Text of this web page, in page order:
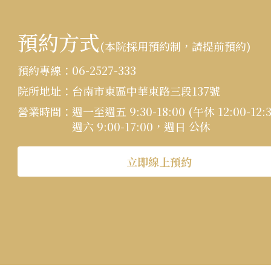
預約方式(本院採用預約制，請提前預約)
:::
預約專線： 06-2527-333
院所地址： 台南市東區中華東路三段137號
營業時間：週一至週五 9:30-18:00 (午休 12:00-
週六 9:00-17:00，週日 公休
立即線上預約